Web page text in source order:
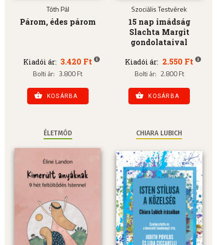
Tóth Pál
Párom, édes párom
Kiadói ár: 3.420 Ft
Bolti ár: 3.800 Ft
KOSÁRBA
Szociális Testvérek
15 nap imádság
Slachta Margit
gondolataival
Kiadói ár: 2.550 Ft
Bolti ár: 2.800 Ft
KOSÁRBA
ÉLETMÓD CHIARA LUBICH